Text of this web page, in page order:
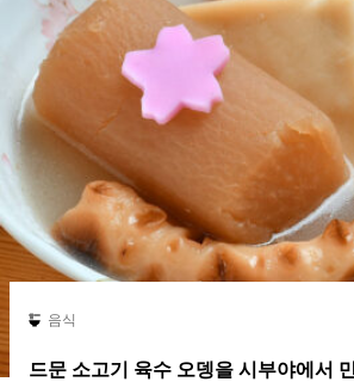
겹살과 등심 ４종류입니다. 「식후의 만족감
에서 일부러 두께를 내어 슬라이스되어 있
과 깊은 맛을 낸 육수에 고베규를 담그면 부
소가 지어집니다. 육수 또한 일품으로 고베
보이게 하며, 맛이 입안 가득 퍼집니다....
음식
드문 소고기 육수 오뎅을 시부야에서